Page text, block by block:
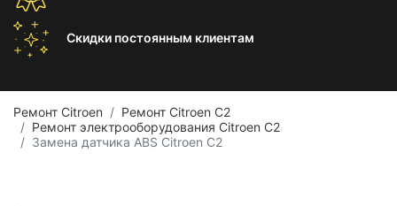
Скидки постоянным клиентам
Ремонт Citroen
Ремонт Citroen C2
Ремонт электрооборудования Citroen C2
Замена датчика ABS Citroen C2